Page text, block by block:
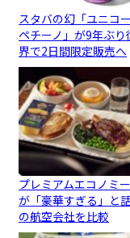
スタバの幻「ユニコ
ペチーノ」が9年ぶり
界で2日間限定販売へ
プレミアムエコノミ
が「豪華すぎる」と
の航空会社を比較